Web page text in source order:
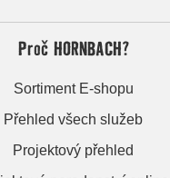
Proč HORNBACH?
Sortiment E-shopu
Přehled všech služeb
Projektový přehled